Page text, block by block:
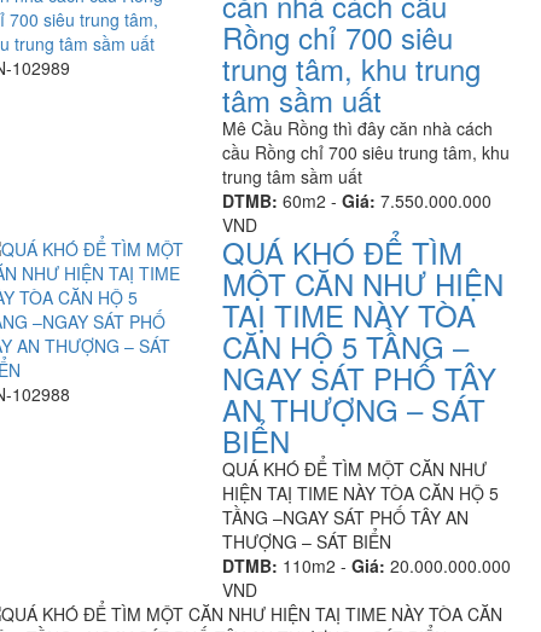
102989
Rồng chỉ 700 siêu
trung tâm, khu trung
tâm sầm uất
Mê Cầu Rồng thì đây căn nhà cách
cầu Rồng chỉ 700 siêu trung tâm, khu
trung tâm sầm uất
DTMB: 60m2 -Giá: 7.550.000.000
VND
102988
QUÁ KHÓ ĐỂ TÌM
MỘT CĂN NHƯ HIỆN
TAỊ TIME NÀY TÒA
CĂN HỘ 5 TẦNG –
NGAY SÁT PHỐ TÂY
AN THƯỢNG – SÁT
BIỂN
QUÁ KHÓ ĐỂ TÌM MỘT CĂN NHƯ
HIỆN TAỊ TIME NÀY TÒA CĂN HỘ 5
TẦNG –NGAY SÁT PHỐ TÂY AN
THƯỢNG – SÁT BIỂN
DTMB: 110m2 -Giá: 20.000.000.000
VND